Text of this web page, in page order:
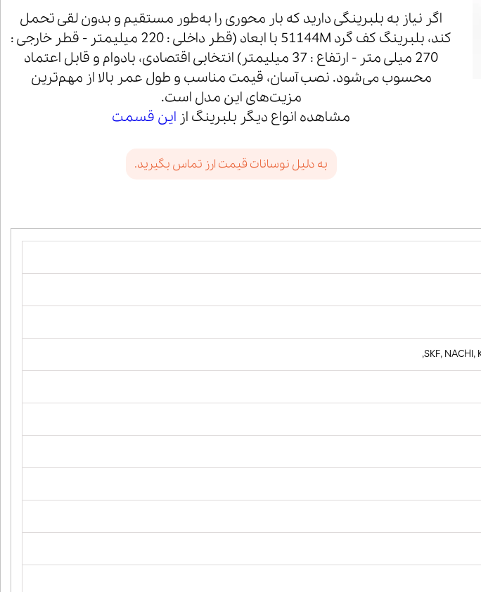
اگر نیاز به بلبرینگی دارید که بار محوری را به‌طور مستقیم و بدون لقی تحمل
کند، بلبرینگ کف گرد 51144M با ابعاد (قطر داخلی : 220 میلیمتر - قطر خارجی :
270 میلی متر - ارتفاع : 37 میلیمتر) انتخابی اقتصادی، بادوام و قابل اعتماد
محسوب می‌شود. نصب آسان، قیمت مناسب و طول عمر بالا از مهم‌ترین
مزیت‌های این مدل است.
مشاهده انواع دیگر بلبرینگ از این قسمت
به دلیل نوسانات قیمت ارز تماس بگیرید.
SKF, NACHI,